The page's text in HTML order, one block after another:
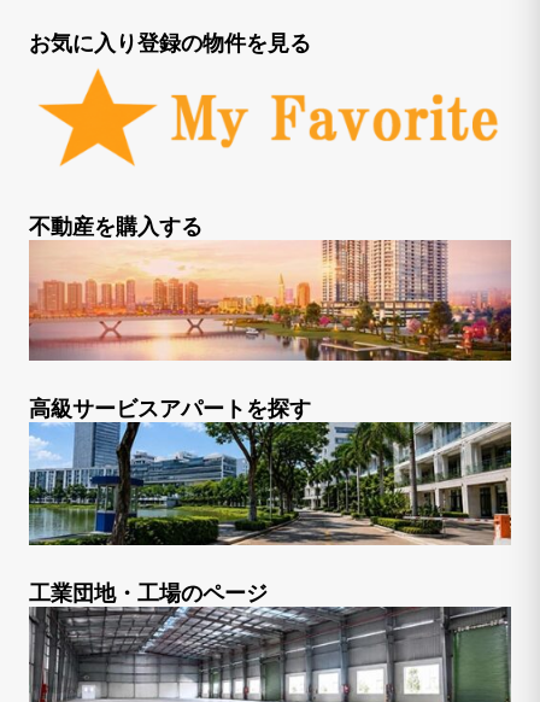
お気に入り登録の物件を見る
不動産を購入する
高級サービスアパートを探す
工業団地・工場のページ